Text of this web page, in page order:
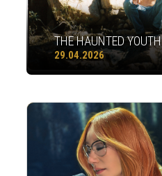
THE HAUNTED YOUTH
29.04.2026